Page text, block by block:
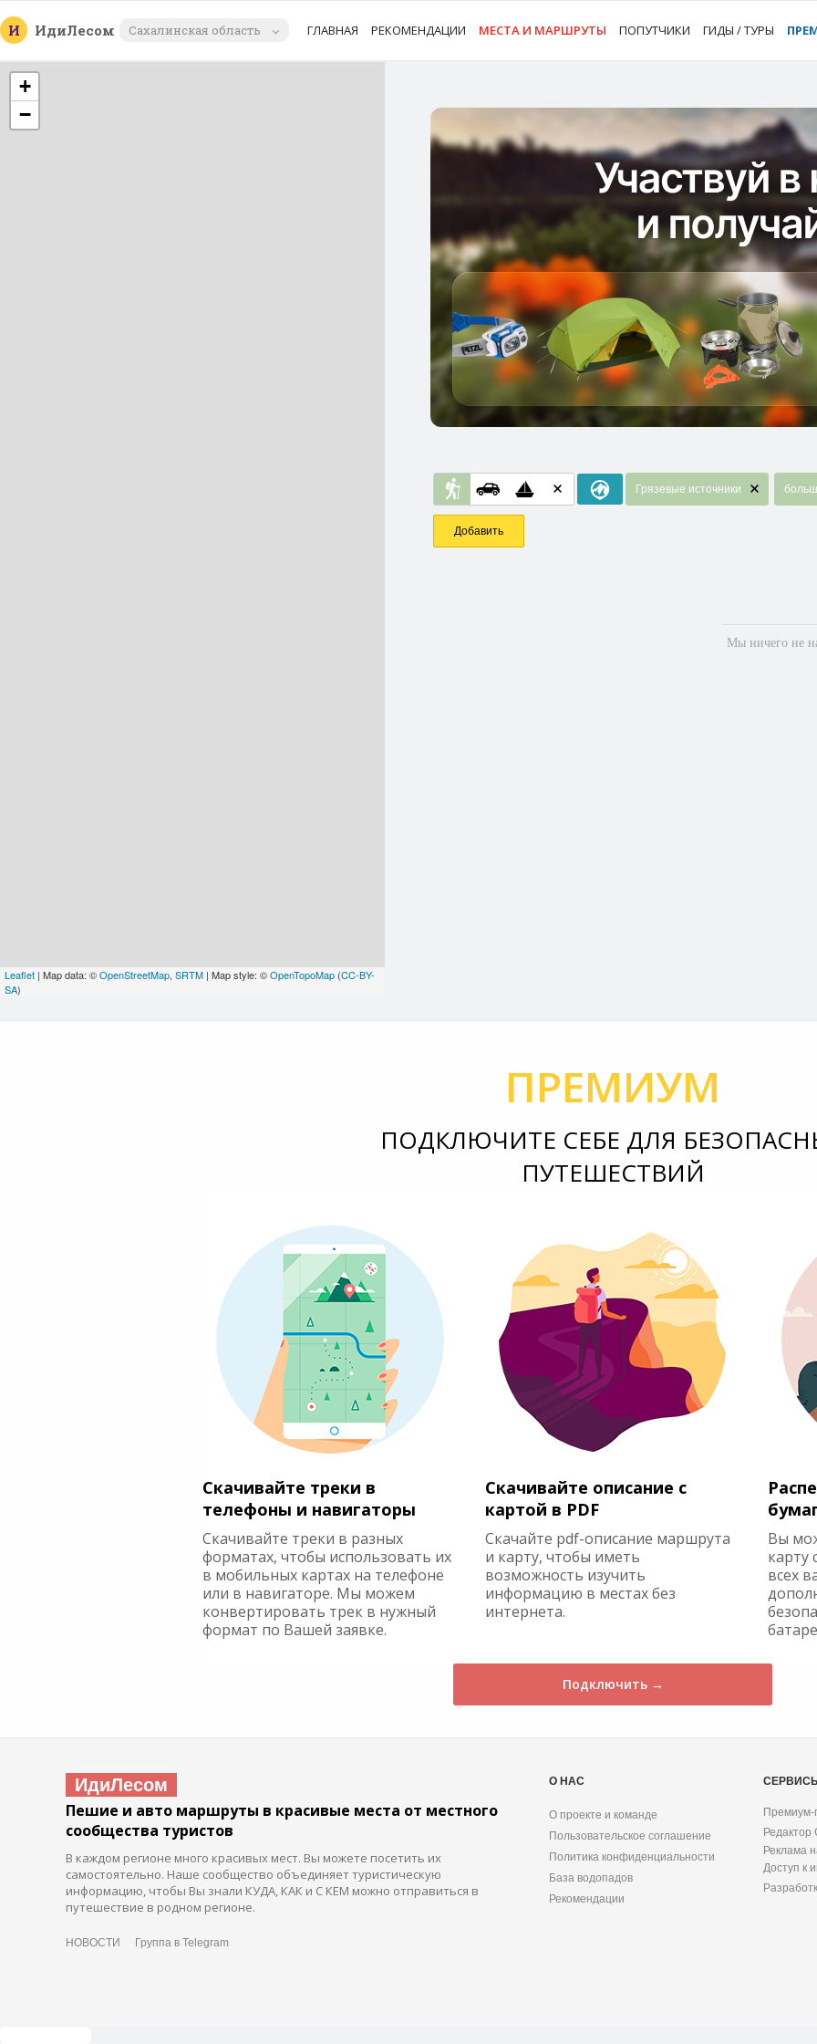
И ИдиЛесом Сахалинская область ГЛАВНАЯ РЕКОМЕНДАЦИИ МЕСТА И МАРШРУТЫ ПОПУТЧИКИ ГИДЫ / ТУРЫ
+
−
Leaflet | Map data: ©OpenStreetMap, SRTM | Map style: ©OpenTopoMap (CC-BY-
SA)
Грязевые источники
Добавить
Мы ничего не
ПРЕМИУМ
ПОДКЛЮЧИТЕ СЕБЕ ДЛЯ
ПУТЕШЕСТВИЙ
Скачивайте треки в
телефоны и навигаторы
Скачивайте треки в разных
форматах, чтобы использовать их
в мобильных картах на телефоне
или в навигаторе. Мы можем
конвертировать трек в нужный
формат по Вашей заявке.
Скачивайте описание с
картой в PDF
Скачайте pdf-описание маршрута
и карту, чтобы иметь
возможность изучить
информацию в местах без
интернета.
Вы
карту
всех
Подключить →
ИдиЛесом
Пешие и авто маршруты в красивые места от местного
сообщества туристов
В каждом регионе много красивых мест. Вы можете посетить их
самостоятельно. Наше сообщество объединяет туристическую
информацию, чтобы Вы знали КУДА, КАК и С КЕМ можно отправиться в
путешествие в родном регионе.
НОВОСТИ Группа в Telegram
О НАС
О проекте и команде
Пользовательское соглашение
Политика конфиденциальности
База водопадов
Рекомендации
Премиум-
Редактор
Реклама
Доступ к